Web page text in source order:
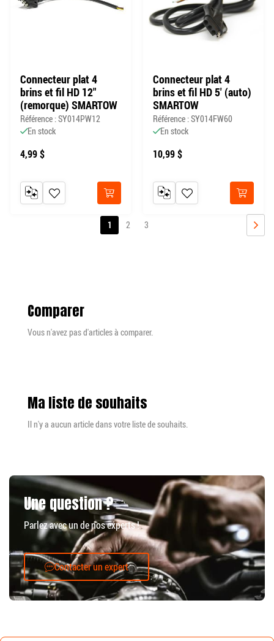
Connecteur plat 4
brins et fil HD 12"
(remorque) SMARTOW
Référence : SY014PW12
En stock
4,99 $
Acheter
AJOUTER À MA LISTE DE SOUHAITS
AJOUTER AU COMPARATEUR
Connecteur plat 4
brins et fil HD 5' (auto)
SMARTOW
Référence : SY014FW60
En stock
10,99 $
Acheter
AJOUTER À MA LISTE DE
AJOUTER AU COMPARATEUR
Vous
lisez
1 Page
2 Page
3
PAGE
Comparer
Vous n'avez pas d'articles à comparer.
Ma liste de souhaits
Il n'y a aucun article dans votre liste de souhaits.
Une question ?
Parlez avec un de nos experts !
Contacter un expert